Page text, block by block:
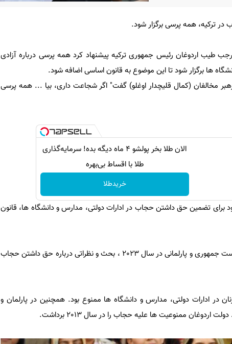
ترکیه، همه پرسی برگزار شود.
طیب اردوغان رئیس جمهوری ترکیه پیشنهاد کرد همه پرسی درباره آزادی
ها برگزار شود تا این موضوع به قانون اساسی اضافه شود.
مخالفان (کمال قلیچدار اوغلو) گفت" اگر شجاعت داری، بیا ... همه پرسی
الان طلا بخر پولشو 4 ماه دیگه بده! سرمایه‌گذاری
طلا با اقساط بی‌بهره
خریدطلا
برای تضمین حق داشتن حجاب در ادارات دولتی، مدارس و دانشگاه ها، قانون
به تازگی در ترکیه و در آستانه برگزاری انتخابات ریاست جمهوری و پارلمانی در سال 2023 ، بحث و نظراتی درباره حق داشتن حجاب
در ادارات دولتی، مدارس و دانشگاه ها ممنوع بود. همچنین در پارلمان و
ممنوعیت ها علیه حجاب را در سال 2013 برداشت.